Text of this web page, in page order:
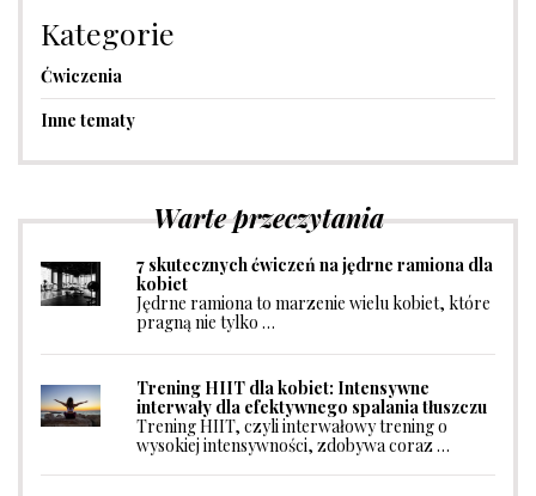
Kategorie
Ćwiczenia
Inne tematy
Warte przeczytania
7 skutecznych ćwiczeń na jędrne ramiona dla
kobiet
Jędrne ramiona to marzenie wielu kobiet, które
pragną nie tylko …
Trening HIIT dla kobiet: Intensywne
interwały dla efektywnego spalania tłuszczu
Trening HIIT, czyli interwałowy trening o
wysokiej intensywności, zdobywa coraz …